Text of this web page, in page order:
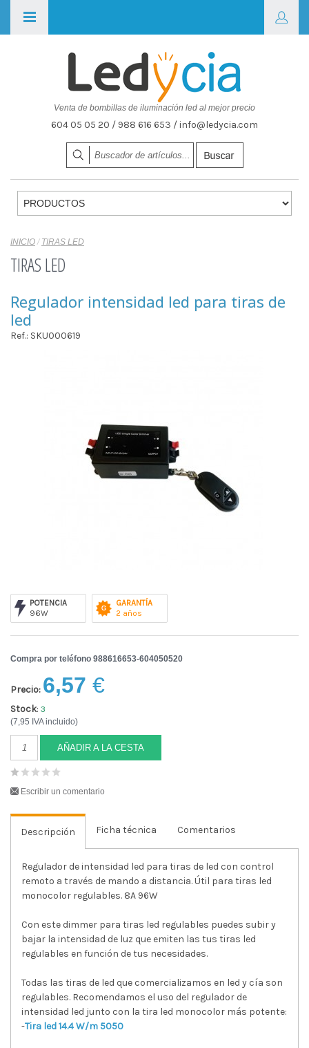
Venta de bombillas de iluminación led al mejor precio
604 05 05 20 / 988 616 653 / info@ledycia.com
INICIO / TIRAS LED
TIRAS LED
Regulador intensidad led para tiras de
led
Ref.: SKU000619
POTENCIA
96W
GARANTÍA
2 años
Compra por teléfono 988616653-604050520
Precio: 6,57 €
Stock: 3
(7,95 IVA incluido)
AÑADIR A LA CESTA
Escribir un comentario
Descripción Ficha técnica Comentarios
Regulador de intensidad led para tiras de led con control
remoto a través de mando a distancia. Útil para tiras led
monocolor regulables. 8A 96W
Con este dimmer para tiras led regulables puedes subir y
bajar la intensidad de luz que emiten las tus tiras led
regulables en función de tus necesidades.
Todas las tiras de led que comercializamos en led y cía son
regulables. Recomendamos el uso del regulador de
intensidad led junto con la tira led monocolor más potente:
-Tira led 14.4 W/m 5050